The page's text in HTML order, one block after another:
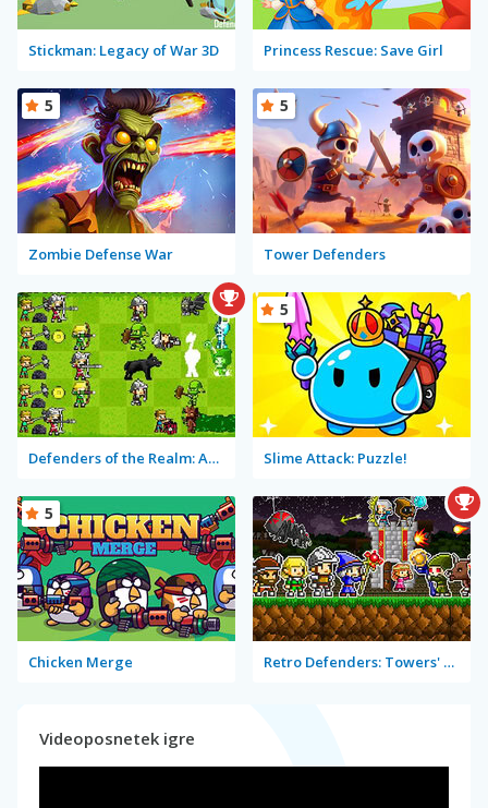
Stickman: Legacy of War 3D Princess Rescue: Save Girl
Zombie Defense War
5
Tower Defenders
5
Defenders of the Realm: An Epic War! Slime Attack: Puzzle!
5
Chicken Merge
5
Retro Defenders: Towers' War
Videoposnetek igre